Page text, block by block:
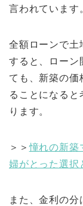
言われています
全額ローンで土
すると、ローン
ても、新築の価
ることになると
ります。
＞＞憧れの新築
婦がとった選択
また、金利の